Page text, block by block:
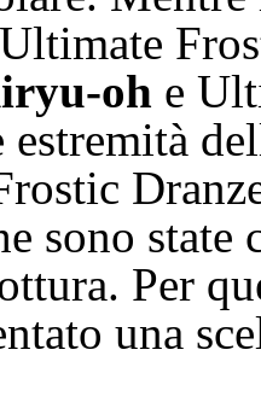
Ultimate
oh e
sono
Per
una